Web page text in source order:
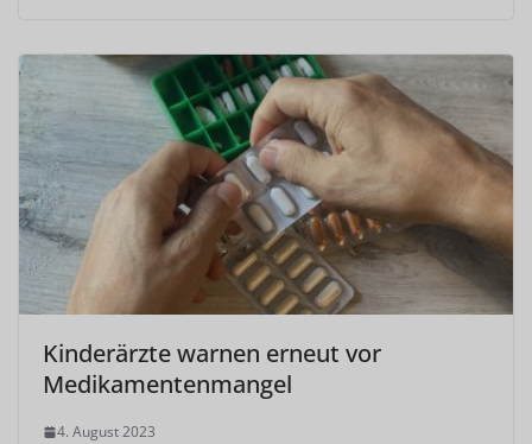
Kinderärzte warnen erneut vor
Medikamentenmangel
4. August 2023